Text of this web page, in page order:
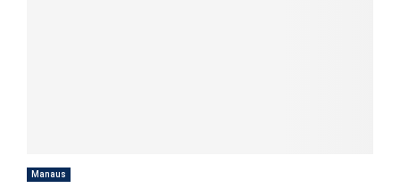
Manaus